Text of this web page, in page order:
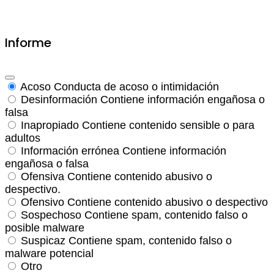
Informe
Acoso Conducta de acoso o intimidación
Desinformación Contiene información engañosa o
falsa
Inapropiado Contiene contenido sensible o para
adultos
Información errónea Contiene información
engañosa o falsa
Ofensiva Contiene contenido abusivo o
despectivo.
Ofensivo Contiene contenido abusivo o despectivo
Sospechoso Contiene spam, contenido falso o
posible malware
Suspicaz Contiene spam, contenido falso o
malware potencial
Otro